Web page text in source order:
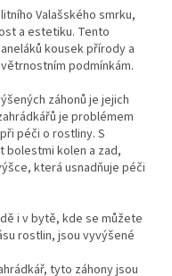
Valašského smrku,
a estetiku. Tento
kousek přírody a
podmínkám.
záhonů je jejich
je problémem
péči o rostliny. S
bolestmi kolen a zad,
která usnadňuje péči
i v bytě, kde se můžete
rostlin, jsou vyvýšené
tyto záhony jsou